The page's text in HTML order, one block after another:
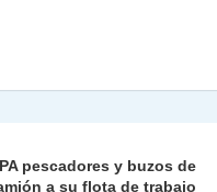
pescadores y buzos de
a su flota de trabajo